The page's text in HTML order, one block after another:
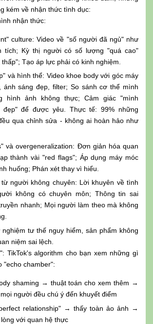
kém về nhận thức tình dục:
nhận thức:
culture: Video về "số người đã ngủ" như
tích; Kỳ thị người có số lượng "quá cao"
Tạo áp lực phải có kinh nghiệm.
và hình thể: Video khoe body với góc máy
ánh sáng đẹp, filter; So sánh cơ thể mình
hình ảnh không thực; Cảm giác "mình
đẹp" để được yêu. Thực tế: 99% những
qua chỉnh sửa - không ai hoàn hảo như
và overgeneralization: Đơn giản hóa quan
thành vài "red flags"; Áp dụng máy móc
huống; Phán xét thay vì hiểu.
từ người không chuyên: Lời khuyên về tình
không có chuyên môn; Thông tin sai
nhanh; Mọi người làm theo mà không
nghiệm tư thế nguy hiểm, sản phẩm không
niệm sai lệch.
TikTok's algorithm cho bạn xem những gì
"echo chamber":
shaming → thuật toán cho xem thêm →
người đều chú ý đến khuyết điểm
relationship" → thấy toàn ảo ảnh →
với quan hệ thực